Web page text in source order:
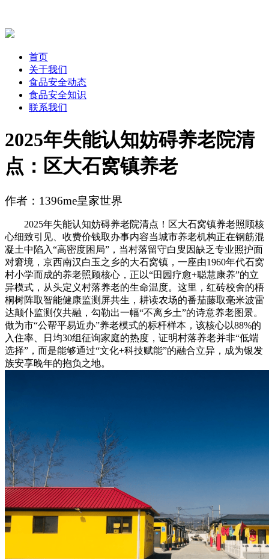
首页
关于我们
食品安全动态
食品安全知识
联系我们
2025年失能认知妨碍养老院清
点：区大石窝镇养老
作者：1396me皇家世界
2025年失能认知妨碍养老院清点！区大石窝镇养老照顾核
心细致引见、收费价钱取办事内容当城市养老机构正在钢筋混
凝土中陷入“高密度困局”，当村落留守白叟因缺乏专业照护面
对窘境，京西南汉白玉之乡的大石窝镇，一座由1960年代石窝
村小学而成的养老照顾核心，正以“田园疗愈+聪慧康养”的立
异模式，从头定义村落养老的生命温度。这里，红砖校舍的梧
桐树阵取智能健康监测屏共生，耕读农场的番茄藤取毫米波雷
达颠仆监测仪共融，勾勒出一幅“不离乡土”的诗意养老图景。
做为市“公帮平易近办”养老模式的标杆样本，该核心以88%的
入住率、日均30组征询家庭的热度，证明村落养老并非“低端
选择”，而是能够通过“文化+科技赋能”的融合立异，成为银发
族安享晚年的抱负之地。